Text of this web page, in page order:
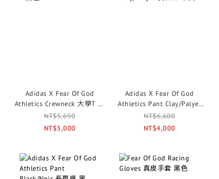
Adidas X Fear Of God
Athletics Crewneck 大學T 黑
色
NT$5,690
NT$3,000
Adidas X Fear Of God
Athletics Pant Clay/Palyel
長棉褲 卡其
NT$6,600
NT$4,000